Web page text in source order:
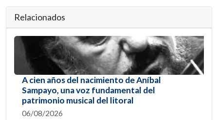
Relacionados
A cien años del nacimiento de Aníbal
Sampayo, una voz fundamental del
patrimonio musical del litoral
06/08/2026